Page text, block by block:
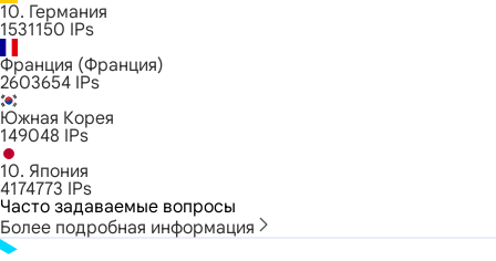
10. Германия
1531150 IPs
Франция (Франция)
2603654 IPs
Южная Корея
149048 IPs
10. Япония
4174773 IPs
Часто задаваемые вопросы
Более подробная информация